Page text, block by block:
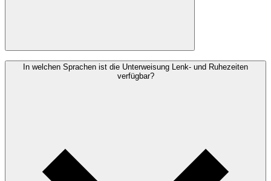
Das Modul Lenk- und Ruhezeiten dauert je nach Lerntempo 30 bis
45 Minuten. Es kann orts- und zeitunabhängig via E-Learning
In welchen Sprachen ist die Unterweisung Lenk- und Ruhezeiten
verfügbar?